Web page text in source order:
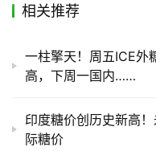
链
产
储
运
相关推荐
一柱擎天！周五ICE外
高，下周一国内……
印度糖价创历史新高
际糖价